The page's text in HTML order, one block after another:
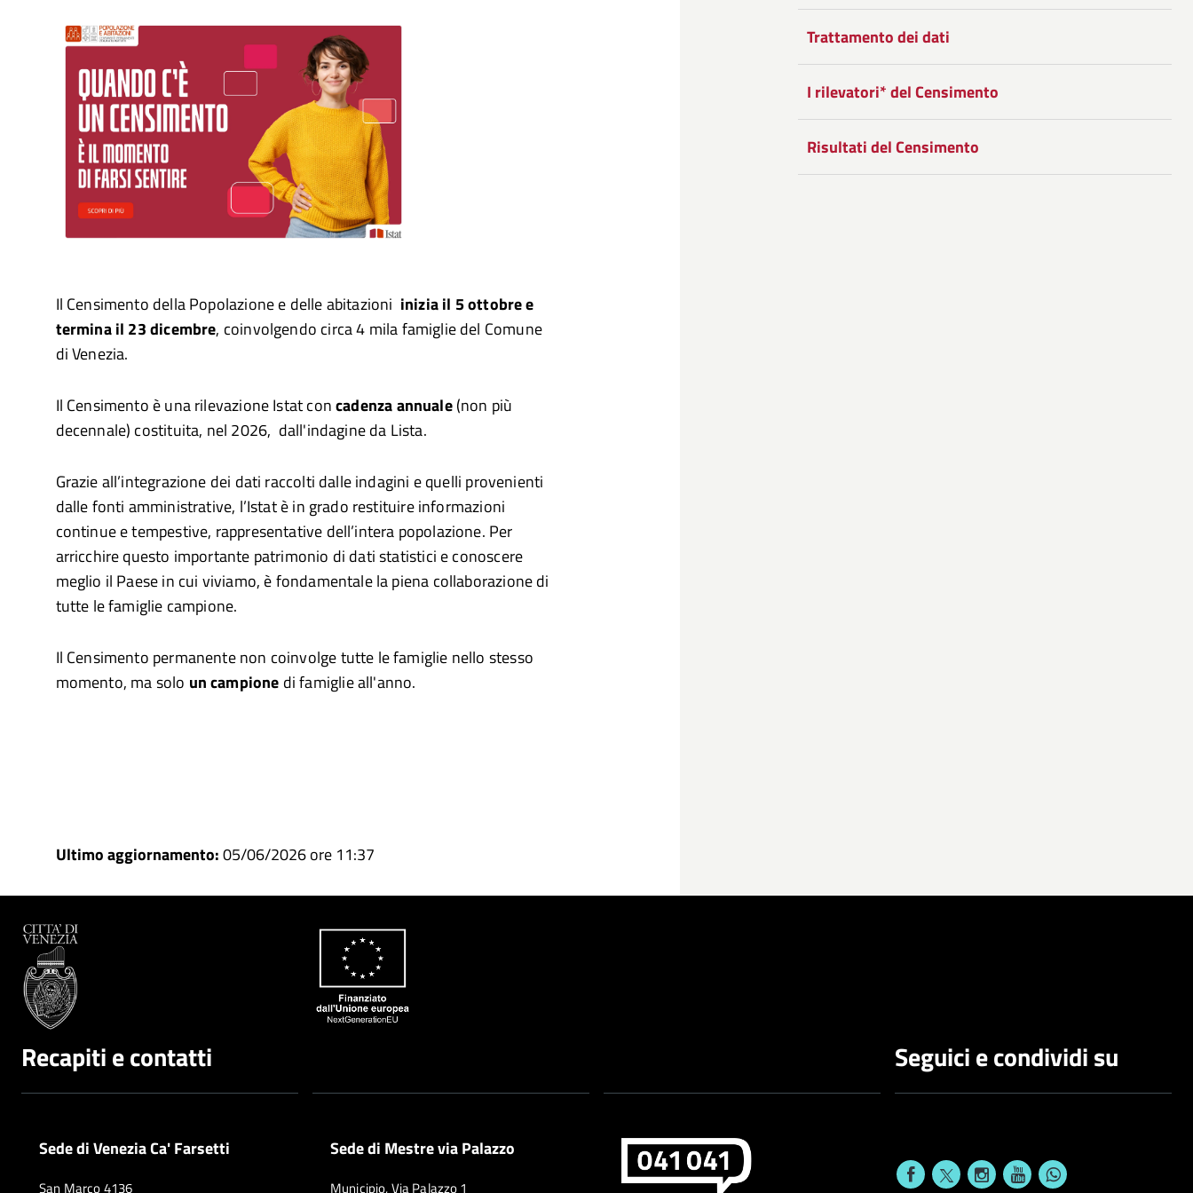
Il Censimento della Popolazione e delle abitazioni inizia il 5 ottobre e
termina il 23 dicembre, coinvolgendo circa 4 mila famiglie del Comune
di Venezia.
Il Censimento è una rilevazione Istat concadenza annuale(non più
decennale) costituita, nel 2026, dall'indagine da Lista.
Grazie all’integrazione dei dati raccolti dalle indagini e quelli provenienti
dalle fonti amministrative, l’Istat è in grado restituire informazioni
continue e tempestive, rappresentative dell’intera popolazione. Per
arricchire questo importante patrimonio di dati statistici e conoscere
meglio il Paese in cui viviamo, è fondamentale la piena collaborazione di
tutte le famiglie campione.
Il Censimento permanente non coinvolge tutte le famiglie nello stesso
momento, ma solo un campione di famiglie all'anno.
Facebook
su
Twitter
Condividi
su
Trattamento dei dati
I rilevatori* del Censimento
Risultati del Censimento
Ultimo aggiornamento:05/06/2026 ore 11:37
Recapiti e contatti
Sede di Venezia Ca' Farsetti
San Marco 4136
Sede di Mestre via Palazzo
Municipio, Via Palazzo 1
Seguici e condividi su